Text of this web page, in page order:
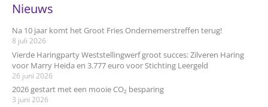
Nieuws
Na 10 jaar komt het Groot Fries Ondernemerstreffen terug!
8 juli 2026
Vierde Haringparty Weststellingwerf groot succes: Zilveren Haring
voor Marry Heida en 3.777 euro voor Stichting Leergeld
26 juni 2026
2026 gestart met een mooie CO₂ besparing
3 juni 2026